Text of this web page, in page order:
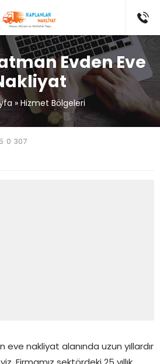
Evden Eve
» Hizmet Bölgeleri
0 307
nakliyat alanında uzun yıllardır